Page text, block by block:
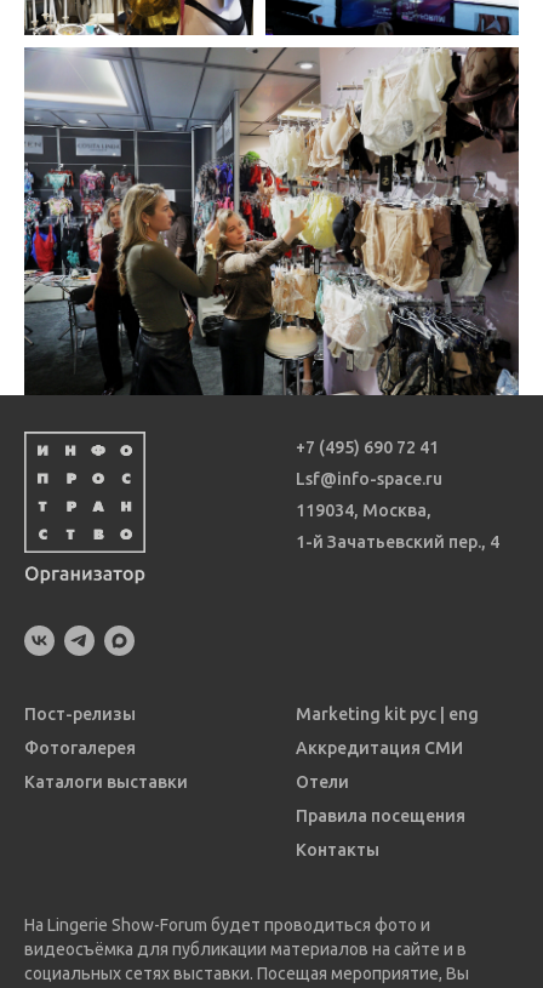
+7 (495) 690 72 41
Lsf@info-space.ru
119034, Москва,
1-й Зачатьевский пер., 4
Пост-релизы
Фотогалерея
Каталоги выставки
Marketing kit рус | eng
Аккредитация СМИ
Отели
Правила посещения
Контакты
На Lingerie Show-Forum будет проводиться фото и
видеосъёмка для публикации материалов на сайте и в
социальных сетях выставки. Посещая мероприятие, Вы